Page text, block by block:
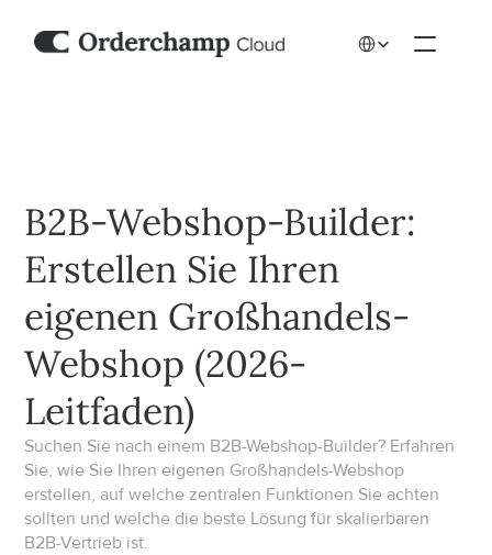
B2B-Webshop-Builder:
Erstellen Sie Ihren
eigenen Großhandels-
Webshop (2026-
Leitfaden)
Suchen Sie nach einem B2B-Webshop-Builder? Erfahren
Sie, wie Sie Ihren eigenen Großhandels-Webshop
erstellen, auf welche zentralen Funktionen Sie achten
sollten und welche die beste Lösung für skalierbaren
B2B-Vertrieb ist.